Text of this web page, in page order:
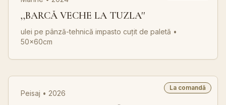
,,BARCĂ VECHE LA TUZLA''
ulei pe pânză-tehnică impasto cuțit de paletă •
50x60cm
La comandă
Peisaj • 2026